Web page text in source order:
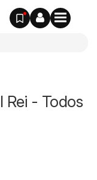
Rei - Todos